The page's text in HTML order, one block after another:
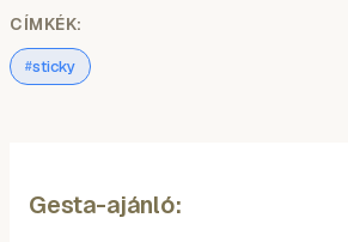
CÍMKÉK:
#sticky
Gesta-ajánló: